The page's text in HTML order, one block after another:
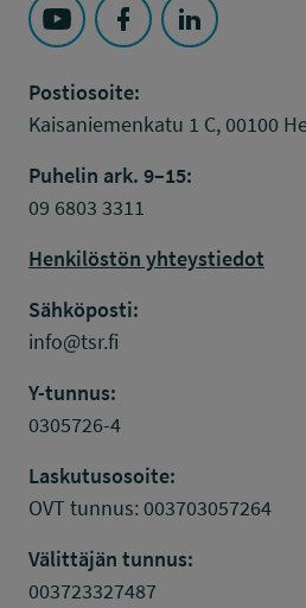
Seuraa Työsuojelurahasto
SeuraaSeuraa
Postiosoite:
Kaisaniemenkatu 1 C, 00100
Puhelin ark. 9–15:
09 6803 3311
Henkilöstön yhteystiedot
Sähköposti:
info@tsr.fi
Y-tunnus:
0305726-4
Laskutusosoite:
OVT tunnus: 003703057264
Välittäjän tunnus:
003723327487